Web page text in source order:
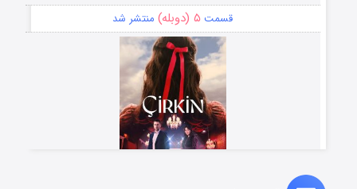
قسمت ۵ (دوبله) منتشر شد